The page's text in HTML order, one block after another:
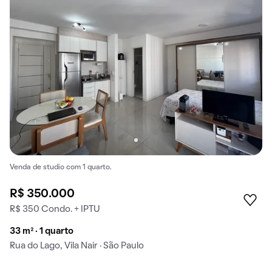
Venda de studio com 1 quarto.
R$ 350.000
R$ 350 Condo. + IPTU
33 m² · 1 quarto
Rua do Lago, Vila Nair · São Paulo